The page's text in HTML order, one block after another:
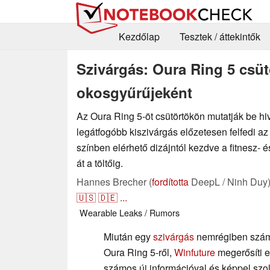
Kezdőlap Tesztek / áttekintők
Szivárgás: Oura Ring 5
okosgyűrűjeként
Az Oura Ring 5-öt csütörtökön mutatják be
legátfogóbb kiszivárgás előzetesen felfedi
színben elérhető dizájntól kezdve a fitnesz-
át a töltőig.
Hannes Brecher (fordította DeepL / Ninh
🇺🇸🇩🇪 ...
Wearable Leaks / Rumors
Miután egyszivárgás nemrégiben
Oura Ring 5-ről, Winfuture megerősíti